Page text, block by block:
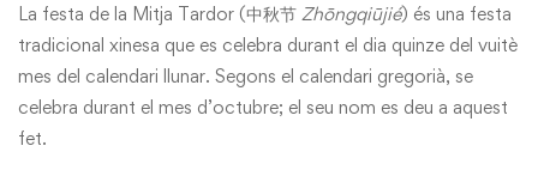
La festa de la Mitja Tardor (中秋节 Zhōngqiūjié) és una festa
tradicional xinesa que es celebra durant el dia quinze del vuitè
mes del calendari llunar. Segons el calendari gregorià, se
celebra durant el mes d’octubre; el seu nom es deu a aquest
fet.